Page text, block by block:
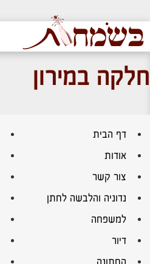
חלקה במירון
דף הבית
אודות
צור קשר
נדוניה והלבשה לחתן
למשפחה
דיור